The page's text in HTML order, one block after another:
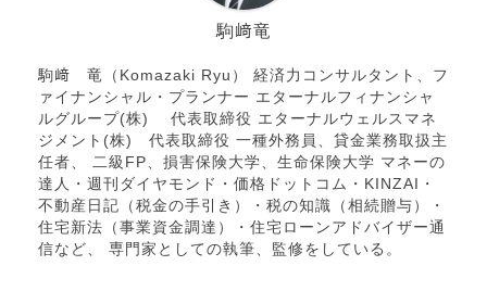
駒﨑竜
駒﨑 竜（Komazaki Ryu） 経済力コンサルタント、フ
ァイナンシャル・プランナー エターナルフィナンシャ
ルグループ(株) 代表取締役 エターナルウェルスマネ
ジメント(株) 代表取締役 一種外務員、貸金業務取扱主
任者、 二級FP、損害保険大学、生命保険大学 マネーの
達人・週刊ダイヤモンド・価格ドットコム・KINZAI・
不動産日記（税金の手引き）・税の知識（相続贈与）・
住宅新法（事業資金調達）・住宅ローンアドバイザー通
信など、 専門家としての執筆、監修をしている。